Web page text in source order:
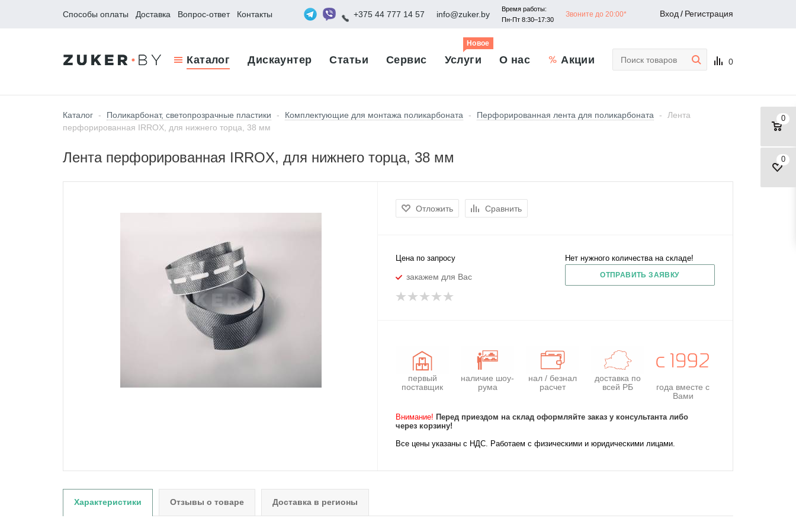
Способы оплаты Доставка Вопрос-ответ Контакты +375 44 777 14 57 info@zuker.by
Время работы:
Пн-Пт 8:30–17:30
Звоните до 20:00* Вход / Регистрация
Каталог Дискаунтер Статьи Сервис Услуги
Новое
О нас Акции 0
0
0
Каталог - Поликарбонат, светопрозрачные пластики - Комплектующие для монтажа поликарбоната - Перфорированная лента для поликарбоната -
Лента
перфорированная IRROX, для нижнего торца, 38 мм
Лента перфорированная IRROX, для нижнего торца, 38 мм
Отложить Сравнить
Цена по запросу
закажем для Вас
Нет нужного количества на складе!
ОТПРАВИТЬ ЗАЯВКУ
первый
поставщик
наличие шоу-
рума
нал / безнал
расчет
доставка по
всей РБ
года вместе с
Вами
Внимание! Перед приездом на склад оформляйте заказ у консультанта либо
через корзину!
Все цены указаны с НДС. Работаем с физическими и юридическими лицами.
Характеристики Отзывы о товаре Доставка в регионы